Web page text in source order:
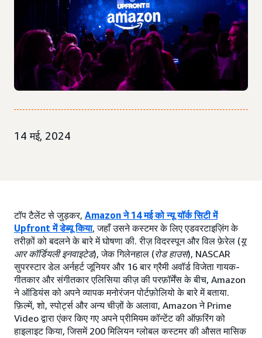
14 मई, 2024
टॉप टैलेंट से जुड़कर, Amazon ने 14 मई को न्यू यॉर्क सिटी में
Upfront में डेब्यू किया, जहाँ उसने कस्टमर के लिए एडवरटाइज़िंग के
तरीक़ों को बदलने के बारे में घोषणा की. रीज़ विदरस्पून और विल फ़ेरेल (यू
आर कॉर्डियली इनवाइटेड), जेक गिलेनहाल (रोड हाउस), NASCAR
सुपरस्टार डेल अर्नहर्ट जूनियर और 16 बार ग्रैमी अवॉर्ड विजेता गायक-
गीतकार और संगीतकार एलिसिया कीज़ की परफ़ॉर्मेंस के बीच, Amazon
ने ऑडियंस को अपने व्यापक मनोरंजन पोर्टफ़ोलियो के बारे में बताया.
फ़िल्में, शो, स्पोर्ट्स और अन्य चीज़ों के अलावा, Amazon ने Prime
Video द्वारा एंकर किए गए अपने प्रीमियम कॉन्टेंट की ऑफ़रिंग को
हाइलाइट किया, जिसमें 200 मिलियन ग्लोबल कस्टमर की औसत मासिक